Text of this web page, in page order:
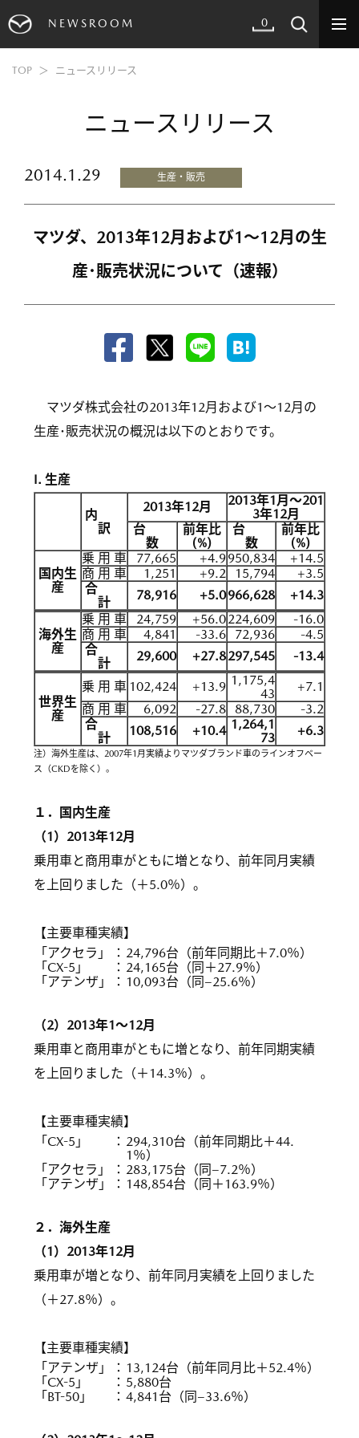
NEWSROOM 0
TOP ニュースリリース
ニュースリリース
2014.1.29 生産・販売
マツダ、2013年12月および1〜12月の生
産･販売状況について（速報）
マツダ株式会社の2013年12月および1〜12月の
生産･販売状況の概況は以下のとおりです。
I. 生産
内
訳
2013年12月
2013年1月〜201
3年12月
台
数
前年比
(%)
台
数
前年比
(%)
国内生
産
乗 用 車 77,665 +4.9950,834
+14.5
商 用 車
1,251 +9.2 15,794
+3.5
合
計
78,916 +5.0966,628 +14.3
海外生
産
乗 用 車 24,759 +56.0224,609
-16.0
商 用 車
4,841 -33.6 72,936
-4.5
合
計
29,600 +27.8297,545 -13.4
世界生
産
乗 用 車 102,424 +13.9 1,175,4
43
+7.1
商 用 車
6,092 -27.8 88,730
-3.2
合
計
108,516 +10.4 1,264,1
73
+6.3
注）海外生産は、2007年1月実績よりマツダブランド車のラインオフベー
ス（CKDを除く）。
１．国内生産
（1）2013年12月
乗用車と商用車がともに増となり、前年同月実績
を上回りました（＋5.0％）。
【主要車種実績】
「アクセラ」
： 24,796台（前年同期比＋7.0％）
「CX-5」
： 24,165台（同＋27.9％）
「アテンザ」
： 10,093台（同−25.6％）
（2）2013年1〜12月
乗用車と商用車がともに増となり、前年同期実績
を上回りました（＋14.3％）。
【主要車種実績】
「CX-5」
： 294,310台（前年同期比＋44.
1％）
「アクセラ」
： 283,175台（同−7.2％）
「アテンザ」
： 148,854台（同＋163.9％）
２．海外生産
（1）2013年12月
乗用車が増となり、前年同月実績を上回りました
（＋27.8％）。
【主要車種実績】
「アテンザ」
： 13,124台（前年同月比＋52.4％）
「CX-5」
： 5,880台
「BT-50」
： 4,841台（同−33.6％）